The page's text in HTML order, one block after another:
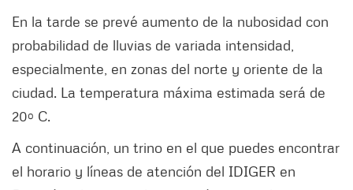
En la tarde se prevé aumento de la nubosidad con
probabilidad de lluvias de variada intensidad,
especialmente, en zonas del norte y oriente de la
ciudad. La temperatura máxima estimada será de
20º C.
A continuación, un trino en el que puedes encontrar
el horario y líneas de atención del IDIGER en